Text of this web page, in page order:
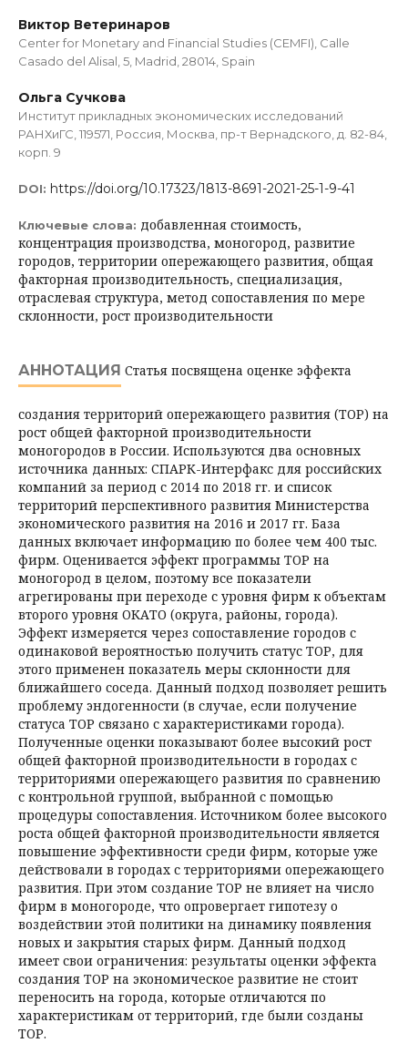
Виктор Ветеринаров
Center for Monetary and Financial Studies (CEMFI), Calle
Casado del Alisal, 5, Madrid, 28014, Spain
Ольга Сучкова
Институт прикладных экономических исследований
РАНХиГС, 119571, Россия, Москва, пр-т Вернадского, д. 82-84,
корп. 9
DOI: https://doi.org/10.17323/1813-8691-2021-25-1-9-41
Ключевые слова: добавленная стоимость,
концентрация производства, моногород, развитие
городов, территории опережающего развития, общая
факторная производительность, специализация,
отраслевая структура, метод сопоставления по мере
склонности, рост производительности
АННОТАЦИЯ Статья посвящена оценке эффекта
создания территорий опережающего развития (ТОР) на
рост общей факторной производительности
моногородов в России. Используются два основных
источника данных: СПАРК-Интерфакс для российских
компаний за период с 2014 по 2018 гг. и список
территорий перспективного развития Министерства
экономического развития на 2016 и 2017 гг. База
данных включает информацию по более чем 400 тыс.
фирм. Оценивается эффект программы ТОР на
моногород в целом, поэтому все показатели
агрегированы при переходе с уровня фирм к объектам
второго уровня ОКАТО (округа, районы, города).
Эффект измеряется через сопоставление городов с
одинаковой вероятностью получить статус ТОР, для
этого применен показатель меры склонности для
ближайшего соседа. Данный подход позволяет решить
проблему эндогенности (в случае, если получение
статуса ТОР связано с характеристиками города).
Полученные оценки показывают более высокий рост
общей факторной производительности в городах с
территориями опережающего развития по сравнению
с контрольной группой, выбранной с помощью
процедуры сопоставления. Источником более высокого
роста общей факторной производительности является
повыше­ние эффективности среди фирм, которые уже
действовали в городах с территориями опережающего
развития. При этом создание ТОР не влияет на число
фирм в моногороде, что опровергает гипотезу о
воздействии этой политики на динамику появления
новых и закрытия старых фирм. Данный подход
имеет свои ограничения: результаты оценки эффекта
создания ТОР на экономическое развитие не стоит
переносить на города, которые отличаются по
характеристикам от территорий, где были созданы
ТОР.